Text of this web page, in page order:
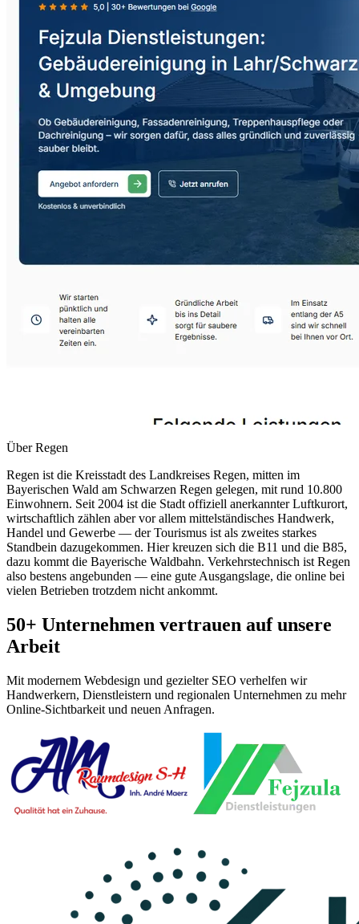
ÜberRegen
Regen ist die Kreisstadt des Landkreises Regen, mitten im
Bayerischen Wald am Schwarzen Regen gelegen, mit rund 10.800
Einwohnern. Seit 2004 ist die Stadt offiziell anerkannter Luftkurort,
wirtschaftlich zählen aber vor allem mittelständisches Handwerk,
Handel und Gewerbe — der Tourismus ist als zweites starkes
Standbein dazugekommen. Hier kreuzen sich die B11 und die B85,
dazu kommt die Bayerische Waldbahn. Verkehrstechnisch ist Regen
also bestens angebunden — eine gute Ausgangslage, die online bei
vielen Betrieben trotzdem nicht ankommt.
50+ Unternehmen vertrauen auf unsere
Arbeit
Mit modernem Webdesign und gezielter SEO verhelfen wir
Handwerkern, Dienstleistern und regionalen Unternehmen zu mehr
Online-Sichtbarkeit und neuen Anfragen.